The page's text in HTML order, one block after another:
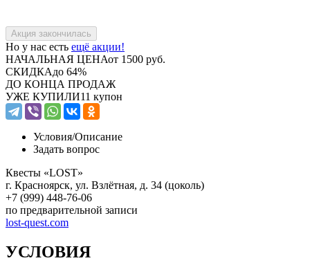
Но у нас есть ещё акции!
НАЧАЛЬНАЯ ЦЕНАот 1500 руб.
СКИДКАдо 64%
ДО КОНЦА ПРОДАЖ
УЖЕ КУПИЛИ11 купон
Условия/Описание
Задать вопрос
Квесты «LOST»
г. Красноярск, ул. Взлётная, д. 34 (цоколь)
+7 (999) 448-76-06
по предварительной записи
lost-quest.com
УСЛОВИЯ